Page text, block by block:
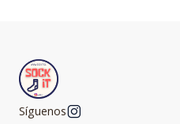
Síguenos